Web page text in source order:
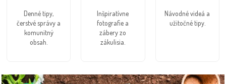
Denné tipy,
čerstvé správy a
komunitný
obsah.
Inšpiratívne
fotografie a
zábery zo
zákulisia.
Návodné videá a
užitočné tipy.